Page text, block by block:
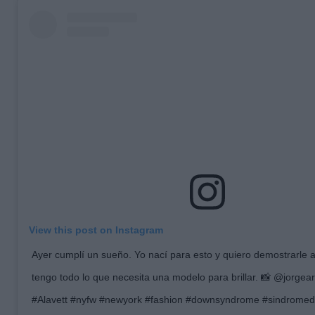
View this post on Instagram
Ayer cumplí un sueño. Yo nací para esto y quiero demostrarle
tengo todo lo que necesita una modelo para brillar. 📸
#Alavett #nyfw #newyork #fashion #downsyndrome